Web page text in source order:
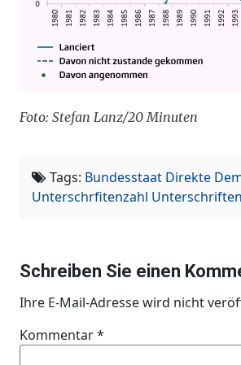
Foto: Stefan Lanz/20 Minuten
Tags: Bundesstaat Direkte
Unterschrfitenzahl
Schreiben Sie einen
Ihre E-Mail-Adresse wird nicht
Kommentar*